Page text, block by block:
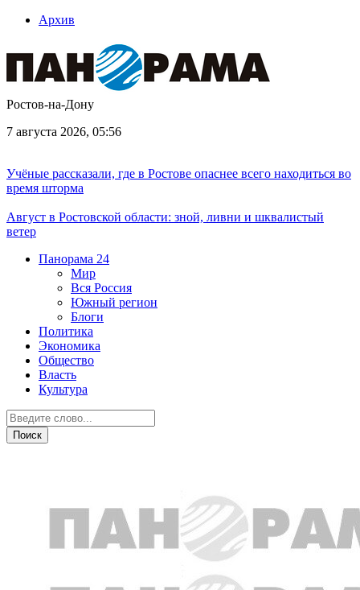
Архив
Ростов-на-Дону
7 августа 2026, 05:56
Учёные рассказали, где в Ростове опаснее всего находиться во
время шторма
Август в Ростовской области: зной, ливни и шквалистый
ветер
Панорама 24
Мир
Вся Россия
Южный регион
Блоги
Политика
Экономика
Общество
Власть
Культура